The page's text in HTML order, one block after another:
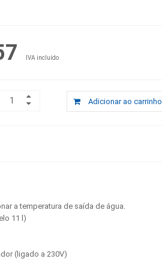
IVA incluído
Adicionar ao carrinho
a temperatura de saída de água.
11 l)
(ligado a 230V)